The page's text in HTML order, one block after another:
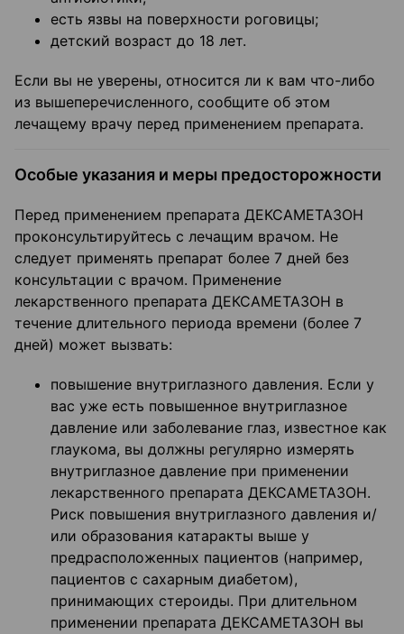
есть язвы на поверхности роговицы;
детский возраст до 18 лет.
Если вы не уверены, относится ли к вам что-либо
из вышеперечисленного, сообщите об этом
лечащему врачу перед применением препарата.
Особые указания и меры предосторожности
Перед применением препарата ДЕКСАМЕТАЗОН
проконсультируйтесь с лечащим врачом. Не
следует применять препарат более 7 дней без
консультации с врачом. Применение
лекарственного препарата ДЕКСАМЕТАЗОН в
течение длительного периода времени (более 7
дней) может вызвать:
повышение внутриглазного давления. Если у
вас уже есть повышенное внутриглазное
давление или заболевание глаз, известное как
глаукома, вы должны регулярно измерять
внутриглазное давление при применении
лекарственного препарата ДЕКСАМЕТАЗОН.
Риск повышения внутриглазного давления и/
или образования катаракты выше у
предрасположенных пациентов (например,
пациентов с сахарным диабетом),
принимающих стероиды. При длительном
применении препарата ДЕКСАМЕТАЗОН вы